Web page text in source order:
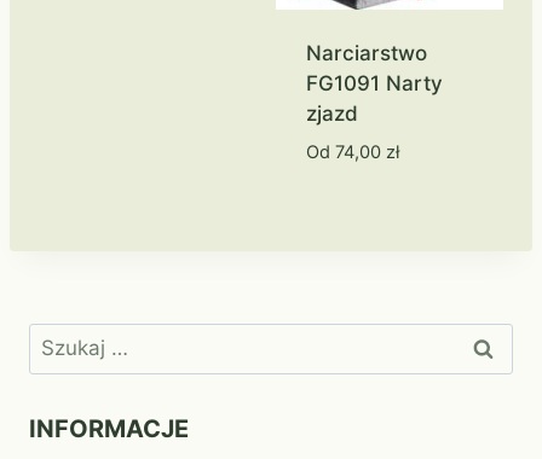
Narciarstwo
FG1091 Narty
zjazd
Od 74,00 zł
Szukaj:
INFORMACJE